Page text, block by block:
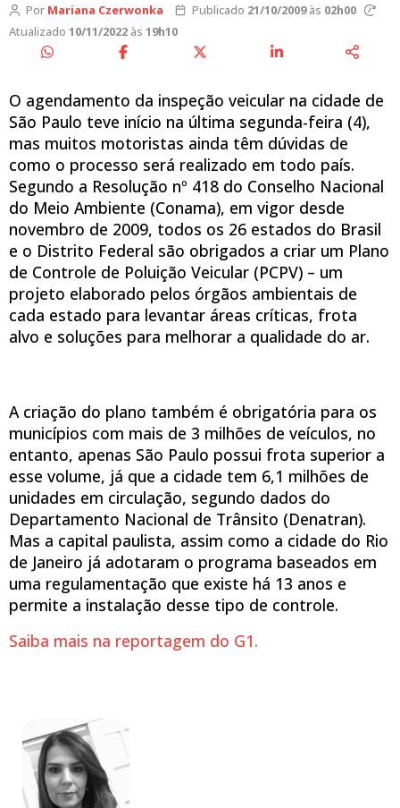
Por Mariana Czerwonka Publicado 21/10/2009às 02h00
Atualizado 10/11/2022 às 19h10
O agendamento da inspeção veicular na cidade de
São Paulo teve início na última segunda-feira (4),
mas muitos motoristas ainda têm dúvidas de
como o processo será realizado em todo país.
Segundo a Resolução nº 418 do Conselho Nacional
do Meio Ambiente (Conama), em vigor desde
novembro de 2009, todos os 26 estados do Brasil
e o Distrito Federal são obrigados a criar um Plano
de Controle de Poluição Veicular (PCPV) – um
projeto elaborado pelos órgãos ambientais de
cada estado para levantar áreas críticas, frota
alvo e soluções para melhorar a qualidade do ar.
A criação do plano também é obrigatória para os
municípios com mais de 3 milhões de veículos, no
entanto, apenas São Paulo possui frota superior a
esse volume, já que a cidade tem 6,1 milhões de
unidades em circulação, segundo dados do
Departamento Nacional de Trânsito (Denatran).
Mas a capital paulista, assim como a cidade do Rio
de Janeiro já adotaram o programa baseados em
uma regulamentação que existe há 13 anos e
permite a instalação desse tipo de controle.
Saiba mais na reportagem do G1.